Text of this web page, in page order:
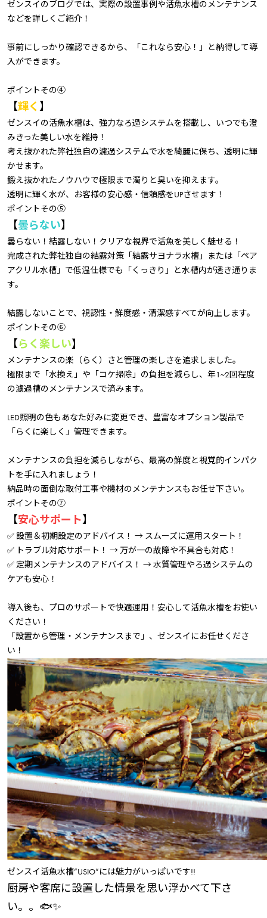
ゼンスイのブログでは、実際の設置事例や活魚水槽のメンテナンス
などを詳しくご紹介！
事前にしっかり確認できるから、「これなら安心！」と納得して導
入ができます。
ポイントその④
【輝く 】
ゼンスイの活魚水槽は、強力なろ過システムを搭載し、いつでも澄
みきった美しい水を維持！
考え抜かれた弊社独自の濾過システムで水を綺麗に保ち、透明に輝
かせます。
鍛え抜かれたノウハウで極限まで濁りと臭いを抑えます。
透明に輝く水が、お客様の安心感・信頼感をUPさせます！
ポイントその⑤
【曇らない】
曇らない！結露しない！クリアな視界で活魚を美しく魅せる！
完成された弊社独自の結露対策「結露サヨナラ水槽」または「ペア
アクリル水槽」で低温仕様でも「くっきり」と水槽内が透き通りま
す。
結露しないことで、視認性・鮮度感・清潔感すべてが向上します。
ポイントその⑥
【らく楽しい】
メンテナンスの楽（らく）さと管理の楽しさを追求しました。
極限まで「水換え」や「コケ掃除」の負担を減らし、年1~2回程度
の濾過槽のメンテナンスで済みます。
LED照明の色もあなた好みに変更でき、豊富なオプション製品で
「らくに楽しく」管理できます。
メンテナンスの負担を減らしながら、最高の鮮度と視覚的インパク
トを手に入れましょう！
納品時の面倒な取付工事や機材のメンテナンスもお任せ下さい。
ポイントその⑦
【安心サポート】
✅ 設置＆初期設定のアドバイス！ → スムーズに運用スタート！
✅ トラブル対応サポート！ → 万が一の故障や不具合も対応！
✅ 定期メンテナンスのアドバイス！ → 水質管理やろ過システムの
ケアも安心！
導入後も、プロのサポートで快適運用！安心して活魚水槽をお使い
ください！
「設置から管理・メンテナンスまで」、ゼンスイにお任せくださ
い！
ゼンスイ活魚水槽”USIO”には魅力がいっぱいです!!
厨房や客席に設置した情景を思い浮かべて下さ
い。。🐟✨